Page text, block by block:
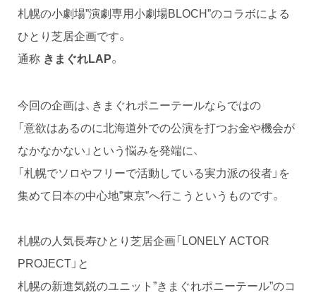
札幌の小劇場”演劇専用小劇場BLOCH”のコラボによる
ひとり芝居企画です。
通称 きまぐれLAP。
今回の企画は、きまぐれポニーテールならではの
「意欲はあるのに北海道外での公演を打つお金や機会が
なかなかない」という悩みを発端に、
「札幌でソロやフリーで活動している実力派の役者」を
集めて日本の中心地”東京”へ行こうというものです。
札幌の人気長寿ひとり芝居企画「LONELY ACTOR
PROJECT」と
札幌の新進気鋭のユニット”きまぐれポニーテール”のコ